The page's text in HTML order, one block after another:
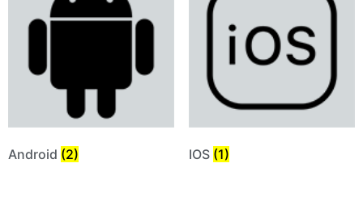
Android (2) IOS (1)